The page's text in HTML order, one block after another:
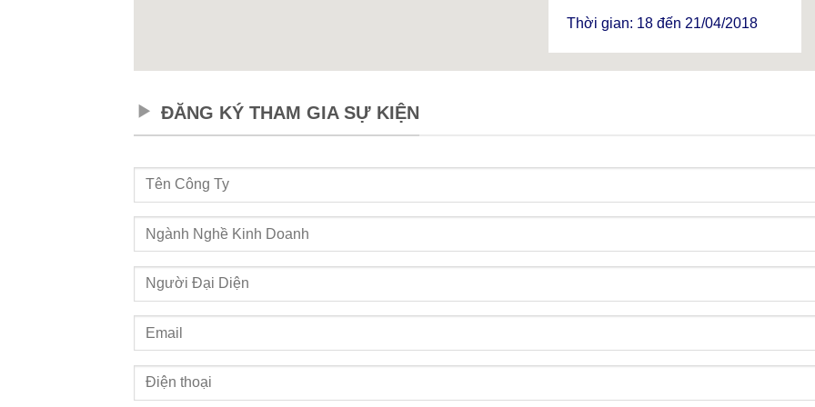
Thời gian: 18 đến 21/04/2018
ĐĂNG KÝ THAM GIA SỰ KIỆN